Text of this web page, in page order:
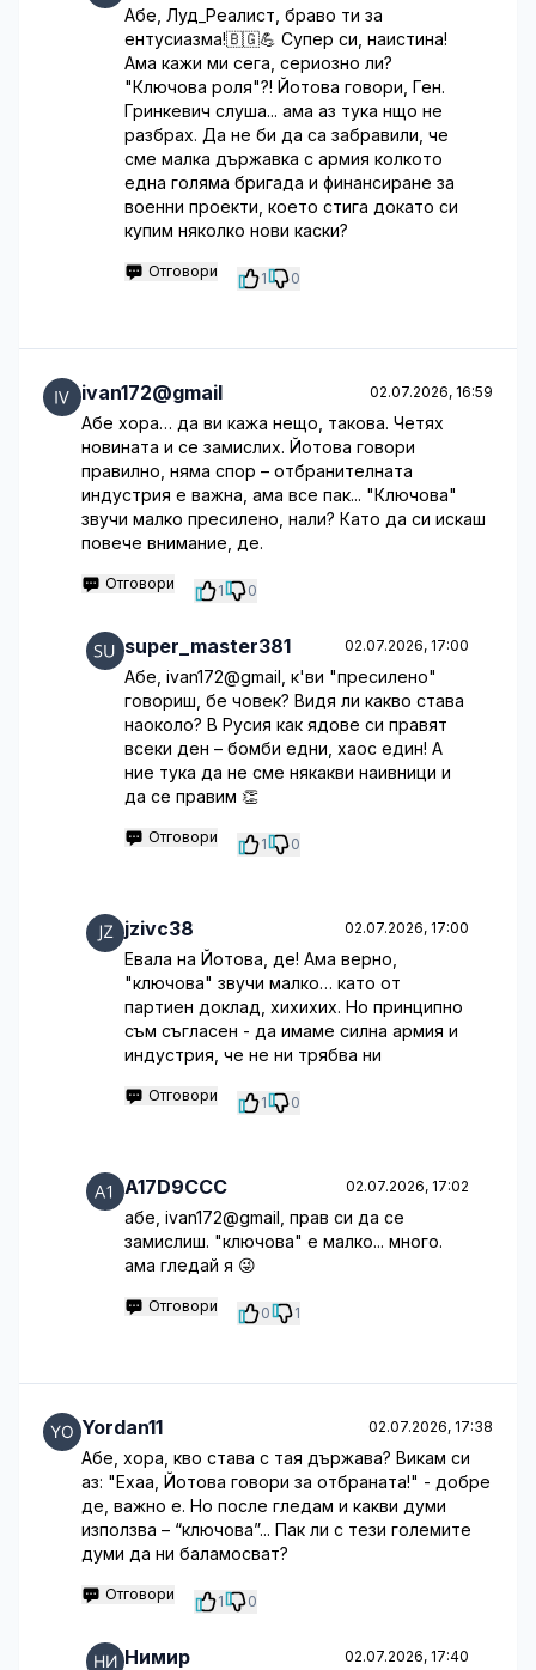
Абе, Луд_Реалист, браво ти за
ентусиазма!🇧🇬💪 Супер си, наистина!
Ама кажи ми сега, сериозно ли?
"Ключова роля"?! Йотова говори, Ген.
Гринкевич слуша... ама аз тука нщо не
разбрах. Да не би да са забравили, че
сме малка държавка с армия колкото
една голяма бригада и финансиране за
военни проекти, което стига докато си
купим няколко нови каски?
Отговори 1 0
ivan172@gmail 02.07.2026, 16:59
Абе хора… да ви кажа нещо, такова. Четях
новината и се замислих. Йотова говори
правилно, няма спор – отбранителната
индустрия е важна, ама все пак... "Ключова"
звучи малко пресилено, нали? Като да си искаш
повече внимание, де.
Отговори 1 0
super_master381 02.07.2026, 17:00
Абе, ivan172@gmail, к'ви "пресилено"
говориш, бе човек? Видя ли какво става
наоколо? В Русия как ядове си правят
всеки ден – бомби едни, хаос един! А
ние тука да не сме някакви наивници и
да се правим 👏
Отговори 1 0
jzivc38 02.07.2026, 17:00
Евала на Йотова, де! Ама верно,
"ключова" звучи малко… като от
партиен доклад, хихихих. Но принципно
съм съгласен - да имаме силна армия и
индустрия, че не ни трябва ни
Отговори 1 0
A17D9CCC 02.07.2026, 17:02
абе, ivan172@gmail, прав си да се
замислиш. "ключова" е малко... много.
ама гледай я 😜
Отговори 0 1
Yordan11 02.07.2026, 17:38
Абе, хора, кво става с тая държава? Викам си
аз: "Ехаа, Йотова говори за отбраната!" - добре
де, важно е. Но после гледам и какви думи
използва – “ключова”... Пак ли с тези големите
думи да ни баламосват?
Отговори 1 0
Нимир 02.07.2026, 17:40